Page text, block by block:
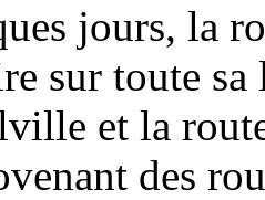
jours, la
sur toute
et la
des